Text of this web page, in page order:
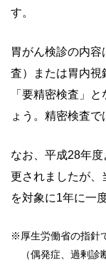
す。
胃がん検診の内
査）または胃内視
「要精密検査」
ょう。精密検査で
なお、平成28年
更されましたが、
を対象に1年に一
※厚生労働省の指針
（偶発症、過剰